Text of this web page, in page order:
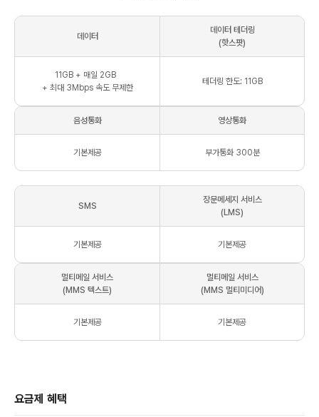
데이터
데이터 테더링
(핫스팟)
11 GB+ 매일 2GB
+ 최대 3Mbps 속도 무제한
테더링 한도: 11GB
음성통화 영상통화
기본제공 부가통화 300분
SMS
장문메세지 서비스
(LMS)
기본제공 기본제공
멀티메일 서비스
(MMS 텍스트)
멀티메일 서비스
(MMS 멀티미디어)
기본제공 기본제공
요금제 혜택